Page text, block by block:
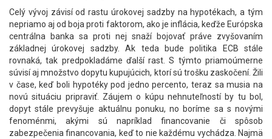
Celý vývoj závisí od rastu úrokovej sadzby na hypotékach, a tým
nepriamo aj od boja proti faktorom, ako je inflácia, keďže Európska
centrálna banka sa proti nej snaží bojovať práve zvyšovaním
základnej úrokovej sadzby. Ak teda bude politika ECB stále
rovnaká, tak predpokladáme ďalší rast. S týmto priamoúmerne
súvisí aj množstvo dopytu kupujúcich, ktorí sú trošku zaskočení. Žili
v čase, keď boli hypotéky pod jedno percento, teraz sa musia na
novú situáciu pripraviť. Záujem o kúpu nehnuteľností by tu bol,
dopyt stále prevyšuje aktuálnu ponuku, no boríme sa s novými
fenoménmi, akými sú napríklad financovanie či spôsob
zabezpečenia financovania, keď to nie každému vychádza. Najmä